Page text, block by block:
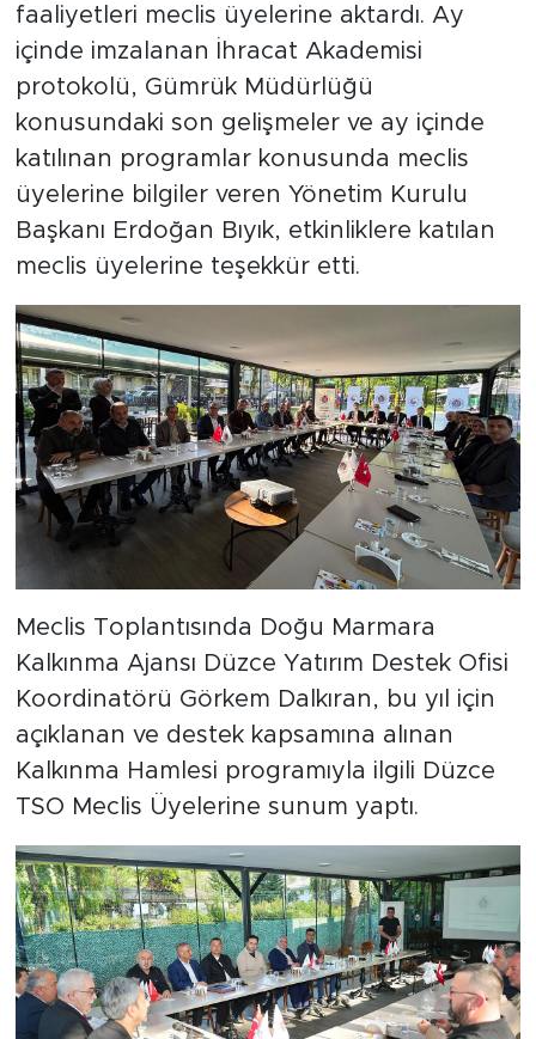
faaliyetleri meclis üyelerine aktardı. Ay
içinde imzalanan İhracat Akademisi
protokolü, Gümrük Müdürlüğü
konusundaki son gelişmeler ve ay içinde
katılınan programlar konusunda meclis
üyelerine bilgiler veren Yönetim Kurulu
Başkanı Erdoğan Bıyık, etkinliklere katılan
meclis üyelerine teşekkür etti.
Meclis Toplantısında Doğu Marmara
Kalkınma Ajansı Düzce Yatırım Destek Ofisi
Koordinatörü Görkem Dalkıran, bu yıl için
açıklanan ve destek kapsamına alınan
Kalkınma Hamlesi programıyla ilgili Düzce
TSO Meclis Üyelerine sunum yaptı.